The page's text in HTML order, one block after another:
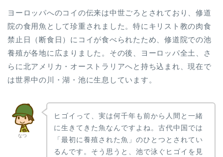
ヨーロッパへのコイの伝来は中世ごろとされており、修道
院の食用魚として珍重されました。特にキリスト教の肉食
禁止日（断食日）にコイが食べられたため、修道院での池
養殖が各地に広まりました。その後、ヨーロッパ全土、さ
らに北アメリカ・オーストラリアへと持ち込まれ、現在で
は世界中の川・湖・池に生息しています。
なつ
ヒゴイって、実は何千年も前から人間と一緒
に生きてきた魚なんですよね。古代中国では
「最初に養殖された魚」のひとつとされてい
るんです。そう思うと、池で泳ぐヒゴイを見